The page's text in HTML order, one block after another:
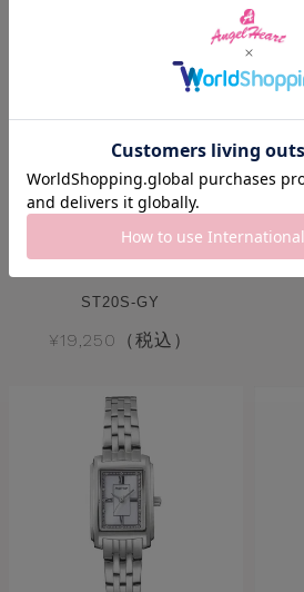
ST20S-GY
¥19,250（税込）